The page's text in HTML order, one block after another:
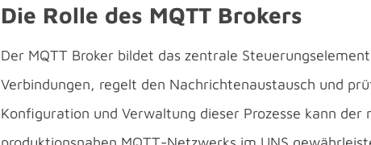
Die Rolle des MQTT Brokers
Der MQTT Broker bildet das zentrale
Verbindungen, regelt den Nachrichtenaustausch und
Konfiguration und Verwaltung dieser Prozesse kann der